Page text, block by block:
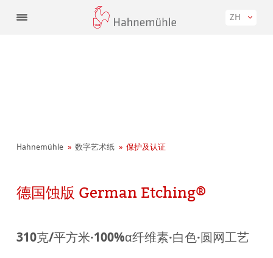
ZH
Hahnemühle 数字艺术纸 保护及认证
德国蚀版 German Etching®
310克/平方米·100%α纤维素·白色·圆网工艺